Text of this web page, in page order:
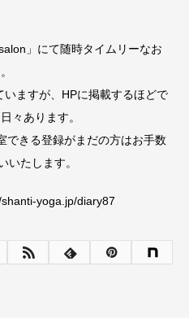
」にて随時タイムリーなお
ますが、HPに掲載するほどで
々あります。
できる登録がまだの方はお手数
いたします。
yoga.jp/diary87